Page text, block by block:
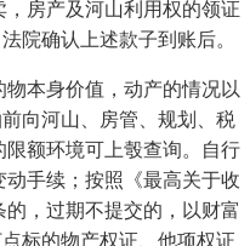
房产及河山利用权的领证
院确认上述款子到账后。
本身价值，动产的情况以
向河山、房管、规划、税
额环境可上彀查询。自行
手续；按照《最高关于收
，过期不提交的，以财富
标的物产权证、他项权证